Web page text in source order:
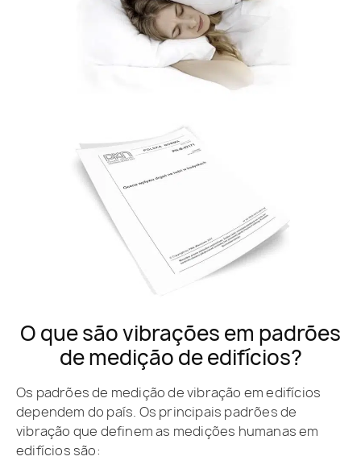
O que são vibrações em padrões
de medição de edifícios?
Os padrões de medição de vibração em edifícios
dependem do país. Os principais padrões de
vibração que definem as medições humanas em
edifícios são: